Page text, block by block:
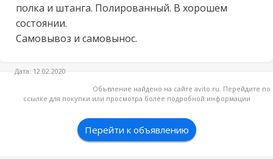
полка и штанга. Полированный. В хорошем
состоянии.
Самовывоз и самовынос.
Дата: 12.02.2020
Объвление найдено на сайте avito.ru. Перейдите по
ссылке для покупки или просмотра более подробной информации
Перейти к объявлению